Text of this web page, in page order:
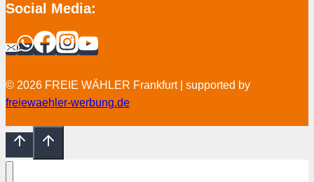
Social Media:
© 2026 FREIE WÄHLER Frankfurt | supported by
freiewaehler-werbung.de